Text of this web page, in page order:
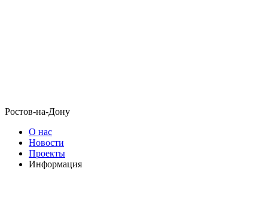
Ростов-на-Дону
О нас
Новости
Проекты
Информация